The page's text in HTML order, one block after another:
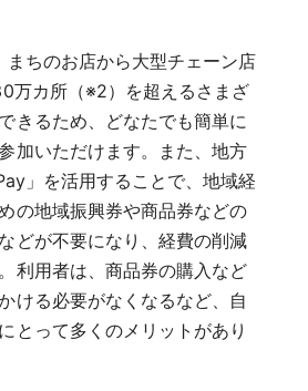
ちのお店から大型チェーン店
万カ所（※2）を超えるさまざ
きるため、どなたでも簡単に
加いただけます。また、地方
」を活用することで、地域経
の地域振興券や商品券などの
どが不要になり、経費の削減
利用者は、商品券の購入など
ける必要がなくなるなど、自
とって多くのメリットがあり